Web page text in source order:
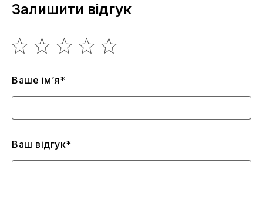
Залишити відгук
Ваше ім’я*
Ваш відгук*